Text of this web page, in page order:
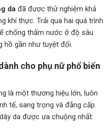
da đã được thử nghiệm khả
khí thực. Trải qua hai quá trình
chống thấm nước ở độ sâu
hồ gần như tuyệt đối.
cho phụ nữ phổ biến
là một thương hiệu lớn, luôn
tế, sang trọng và đẳng cấp.
da được ưa chuộng nhất: